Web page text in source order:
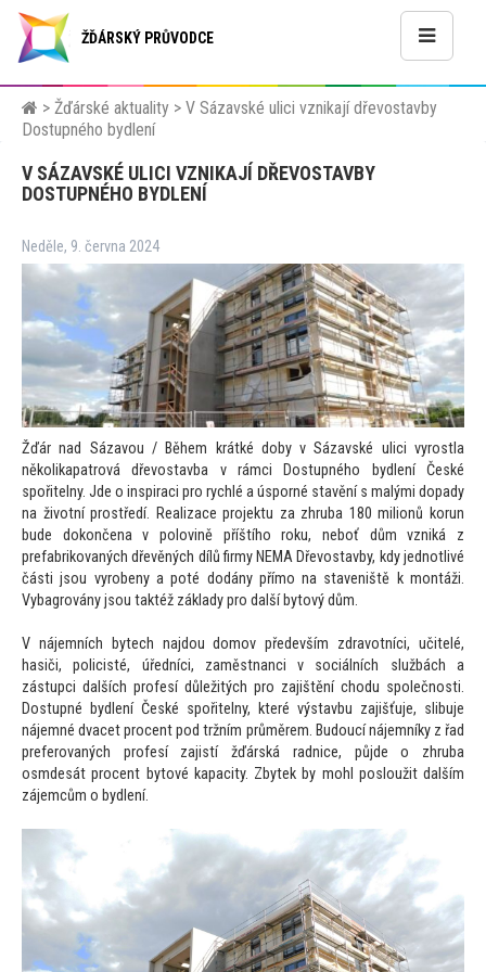
ŽĎÁRSKÝ PRŮVODCE
> Žďárské aktuality > V Sázavské ulici vznikají dřevostavby
Dostupného bydlení
V SÁZAVSKÉ ULICI VZNIKAJÍ DŘEVOSTAVBY
DOSTUPNÉHO BYDLENÍ
Neděle, 9. června 2024
Žďár nad Sázavou / Během krátké doby v Sázavské ulici vyrostla
několikapatrová dřevostavba v rámci Dostupného bydlení České
spořitelny. Jde o inspiraci pro rychlé a úsporné stavění s malými dopady
na životní prostředí. Realizace projektu za zhruba 180 milionů korun
bude dokončena v polovině příštího roku, neboť dům vzniká z
prefabrikovaných dřevěných dílů firmy NEMA Dřevostavby, kdy jednotlivé
části jsou vyrobeny a poté dodány přímo na staveniště k montáži.
Vybagrovány jsou taktéž základy pro další bytový dům.
V nájemních bytech najdou domov především zdravotníci, učitelé,
hasiči, policisté, úředníci, zaměstnanci v sociálních službách a
zástupci dalších profesí důležitých pro zajištění chodu společnosti.
Dostupné bydlení České spořitelny, které výstavbu zajišťuje, slibuje
nájemné dvacet procent pod tržním průměrem. Budoucí nájemníky z řad
preferovaných profesí zajistí žďárská radnice, půjde o zhruba
osmdesát procent bytové kapacity. Zbytek by mohl posloužit dalším
zájemcům o bydlení.